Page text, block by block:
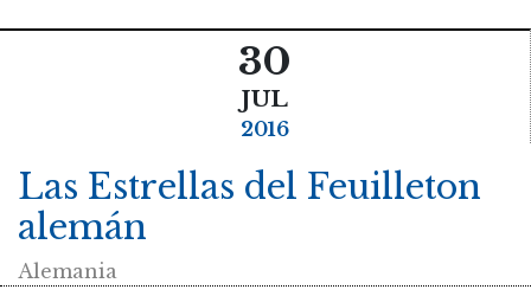
30
JUL
2016
Las Estrellas del Feuilleton
alemán
Alemania